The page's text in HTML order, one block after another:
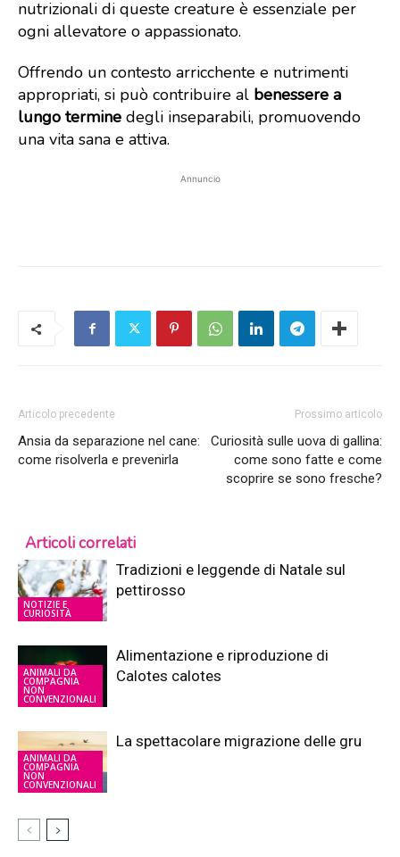
nutrizionali di queste creature è essenziale per
ogni allevatore o appassionato.
Offrendo un contesto arricchente e nutrimenti
appropriati, si può contribuire al benessere a
lungo termine degli inseparabili, promuovendo
una vita sana e attiva.
Annuncio
Articolo precedente
Ansia da separazione nel cane:
come risolverla e prevenirla
Prossimo articolo
Curiosità sulle uova di gallina:
come sono fatte e come
scoprire se sono fresche?
Articoli correlati
NOTIZIE E
CURIOSITÀ
Tradizioni e leggende di Natale sul
pettirosso
ANIMALI DA
COMPAGNIA
NON
CONVENZIONALI
Alimentazione e riproduzione di
Calotes calotes
ANIMALI DA
COMPAGNIA
NON
CONVENZIONALI
La spettacolare migrazione delle gru